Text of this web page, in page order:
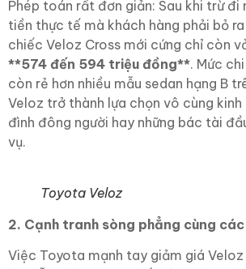
Phép toán rất đơn giản: Sau khi trừ đi
tiền thực tế mà khách hàng phải bỏ
chiếc Veloz Cross mới cứng chỉ còn
**574 đến 594 triệu đồng**. Mức
còn rẻ hơn nhiều mẫu sedan hạng B
Veloz trở thành lựa chọn vô cùng
đình đông người hay những bác tài
vụ.
Toyota Veloz
2. Cạnh tranh sòng phẳng cùng
Việc Toyota mạnh tay giảm giá Veloz